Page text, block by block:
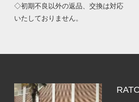
◇初期不良以外の返品、交換は対応
いたしておりません。